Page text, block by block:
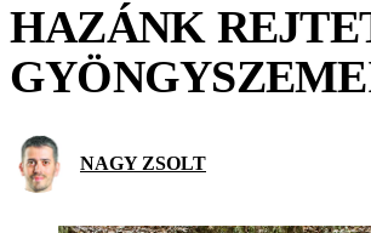
HAZÁNK
NAGY ZSOLT